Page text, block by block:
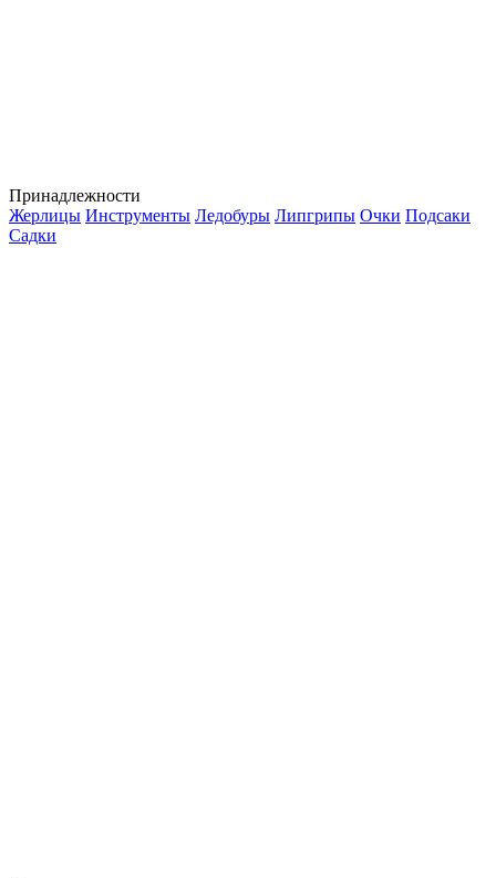
Принадлежности
Жерлицы Инструменты Ледобуры Липгрипы Очки Подсаки
Садки